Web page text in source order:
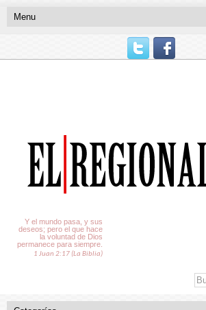
Y el mundo pasa, y sus
deseos; pero el que hace
la voluntad de Dios
permanece para siempre.
1 Juan 2:17 (La Biblia)